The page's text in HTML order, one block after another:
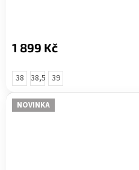
1 899 Kč
38 38,5 39
NOVINKA